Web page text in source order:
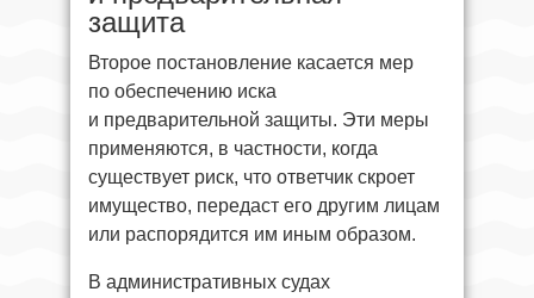
защита
Второе постановление касается мер
по обеспечению иска
и предварительной защиты. Эти меры
применяются, в частности, когда
существует риск, что ответчик скроет
имущество, передаст его другим лицам
или распорядится им иным образом.
В административных судах